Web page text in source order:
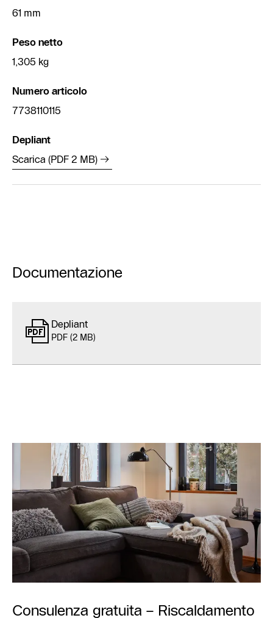
61 mm
Peso netto
1,305 kg
Numero articolo
7738110115
Depliant
Scarica (PDF 2 MB)
Documentazione
Depliant
PDF (2 MB)
Consulenza gratuita – Riscaldamento